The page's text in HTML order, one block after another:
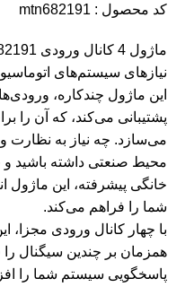
کد محصول : mtn682191
نیازهای سیستم‌های
این ماژول چندکاره،
پشتیبانی می‌کند، که آن را
می‌سازد. چه نیاز به نظارت
محیط صنعتی داشته باشید
خانگی پیشرفته، این ماژول
شما را فراهم می‌کند.
با چهار کانال ورودی
همزمان بر چندین سیگنال
پاسخگویی سیستم شما را